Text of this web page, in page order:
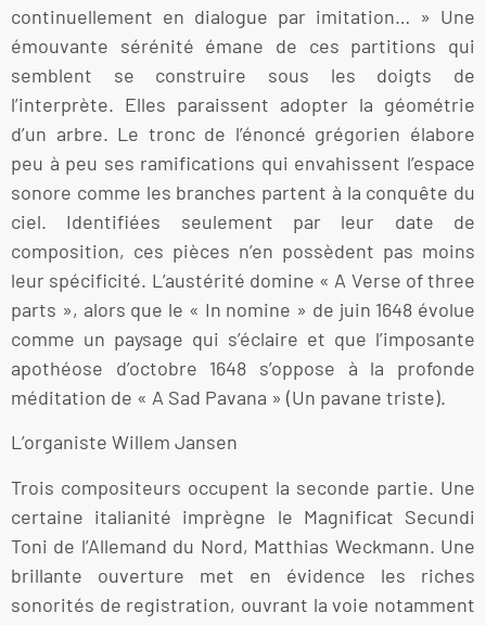
continuellement en dialogue par imitation… » Une
émouvante sérénité émane de ces partitions qui
semblent se construire sous les doigts de
l’interprète. Elles paraissent adopter la géométrie
d’un arbre. Le tronc de l’énoncé grégorien élabore
peu à peu ses ramifications qui envahissent l’espace
sonore comme les branches partent à la conquête du
ciel. Identifiées seulement par leur date de
composition, ces pièces n’en possèdent pas moins
leur spécificité. L’austérité domine « A Verse of three
parts », alors que le « In nomine » de juin 1648 évolue
comme un paysage qui s’éclaire et que l’imposante
apothéose d’octobre 1648 s’oppose à la profonde
méditation de « A Sad Pavana » (Un pavane triste).
L’organiste Willem Jansen
Trois compositeurs occupent la seconde partie. Une
certaine italianité imprègne le Magnificat Secundi
Toni de l’Allemand du Nord, Matthias Weckmann. Une
brillante ouverture met en évidence les riches
sonorités de registration, ouvrant la voie notamment